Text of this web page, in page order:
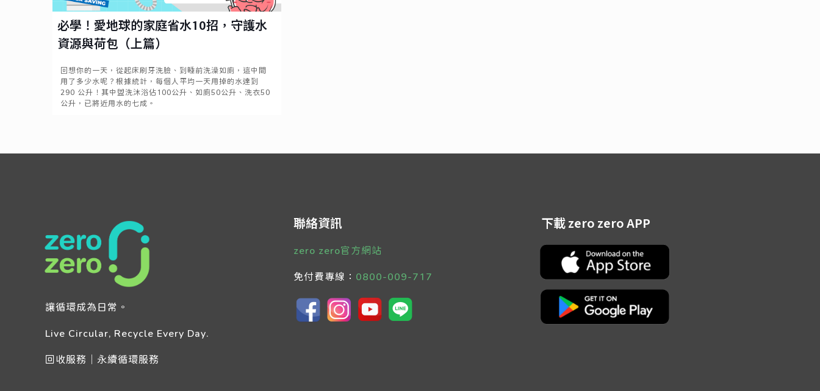
必學！愛地球的家庭省水10招，守護水
資源與荷包（上篇）
回想你的一天，從起床刷牙洗臉、到睡前洗澡如廁，這中間
用了多少水呢？根據統計，每個人平均一天用掉的水達到
290 公升！其中盥洗沐浴佔100公升、如廁50公升、洗衣50
公升，已將近用水的七成。
讓循環成為日常。
Live Circular, Recycle Every Day.
回收服務｜永續循環服務
聯絡資訊
zero zero官方網站
免付費專線： 0800-009-717
下載 zero zero APP